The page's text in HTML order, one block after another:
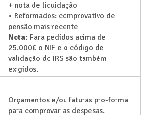
+ nota de liquidação
• Reformados: comprovativo de
pensão mais recente
Nota: Para pedidos acima de
25.000€ o NIF e o código de
validação do IRS são também
exigidos.
Orçamentos e/ou faturas pro-forma
para comprovar as despesas.